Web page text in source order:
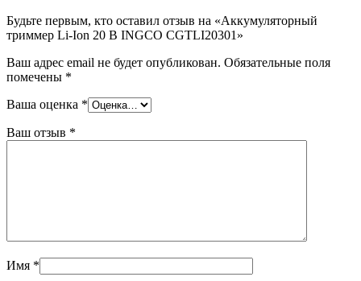
Будьте первым, кто оставил отзыв на «Аккумуляторный
триммер Li-Ion 20 В INGCO CGTLI20301»
Ваш адрес email не будет опубликован. Обязательные поля
помечены *
Ваша оценка *
Ваш отзыв *
Имя *